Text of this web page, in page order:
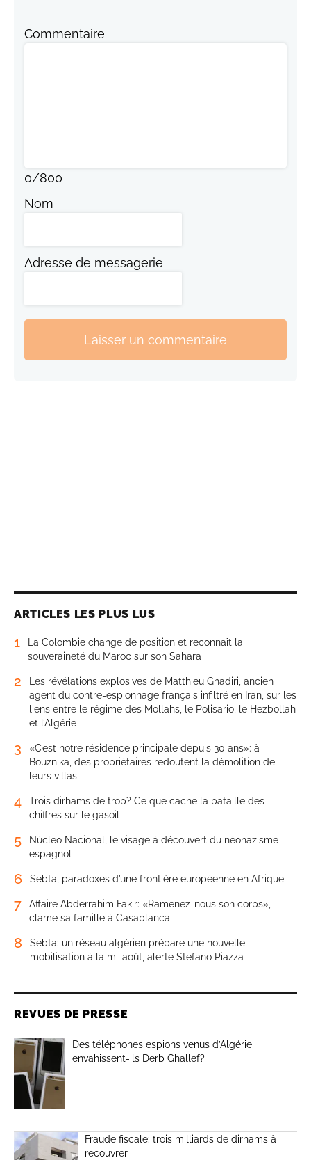
Commentaire
0/800
Nom
Adresse de messagerie
Laisser un commentaire
ARTICLES LES PLUS LUS
1
La Colombie change de position et reconnaît la
souveraineté du Maroc sur son Sahara
2
Les révélations explosives de Matthieu Ghadiri, ancien
agent du contre-espionnage français infiltré en Iran, sur les
liens entre le régime des Mollahs, le Polisario, le Hezbollah
et l’Algérie
3
«C’est notre résidence principale depuis 30 ans»: à
Bouznika, des propriétaires redoutent la démolition de
leurs villas
4
Trois dirhams de trop? Ce que cache la bataille des
chiffres sur le gasoil
5
Núcleo Nacional, le visage à découvert du néonazisme
espagnol
6 Sebta, paradoxes d’une frontière européenne en Afrique
7
Affaire Abderrahim Fakir: «Ramenez-nous son corps»,
clame sa famille à Casablanca
8
Sebta: un réseau algérien prépare une nouvelle
mobilisation à la mi-août, alerte Stefano Piazza
REVUES DE PRESSE
Des téléphones espions venus d’Algérie
envahissent-ils Derb Ghallef?
Fraude fiscale: trois milliards de dirhams à
recouvrer